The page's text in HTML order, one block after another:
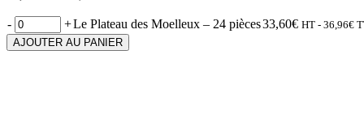
- +Le Plateau des Moelleux – 24 pièces33,60€ HT - 36,96€
AJOUTER AU PANIER